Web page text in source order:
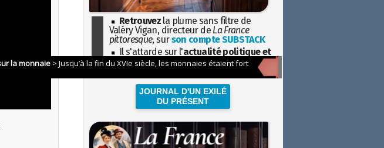
Retrouvez la plume sans filtre de
Valéry Vigan, directeur de La France
pittoresque, surson compte SUBSTACK
Il s'attarde sur l'actualité politique et
sociétaleavec la hauteur de vue de
JOURNAL D'UN EXILÉ
DU PRÉSENT